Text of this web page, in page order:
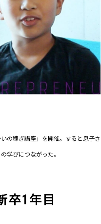
の稼ぎ講座」を開催。すると息子さ
学びにつながった。
卒1年目